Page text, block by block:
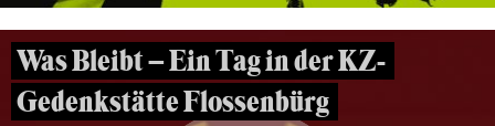
Was Bleibt – Ein Tag in der KZ-
Gedenkstätte Flossenbürg